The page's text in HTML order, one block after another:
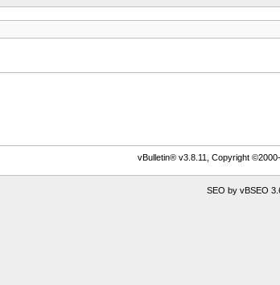
vBulletin® v3.8.11, Copyright
SEO by vBSEO